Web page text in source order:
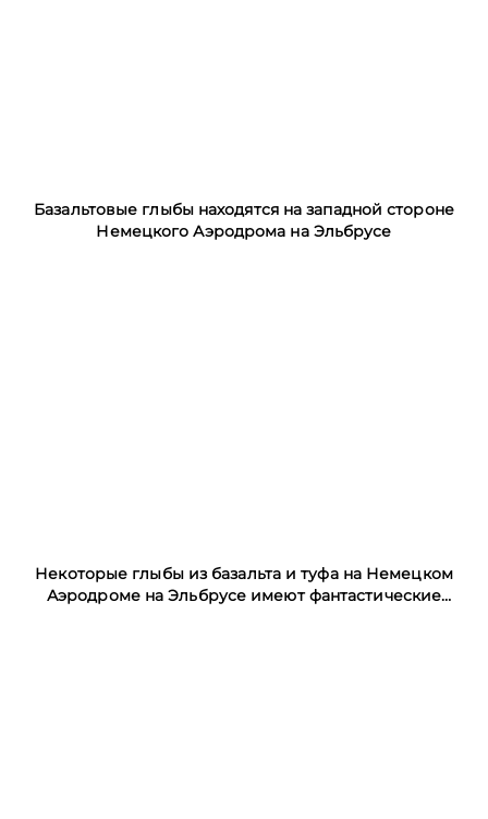
Базальтовые глыбы находятся на западной стороне
Немецкого Аэродрома на Эльбрусе
Некоторые глыбы из базальта и туфа на Немецком
Аэродроме на Эльбрусе имеют фантастические